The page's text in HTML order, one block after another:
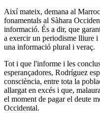
Així mateix, demana al
fonamentals al Sàhara
informació. És a dir, que
a exercir un periodisme lliure i
una informació plural i veraç.
Tot i que l'informe i les
esperançadores, Rodríguez
consciència, entre tota la
allargat en excés i que,
el moment de pagar el deute
Occidental.